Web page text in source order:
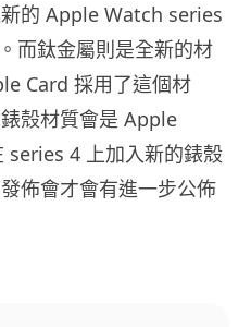
的 Apple Watch series
而鈦金屬則是全新的材
Card 採用了這個材
殼材質會是 Apple
4 上加入新的錶殼
佈會才會有進一步公佈